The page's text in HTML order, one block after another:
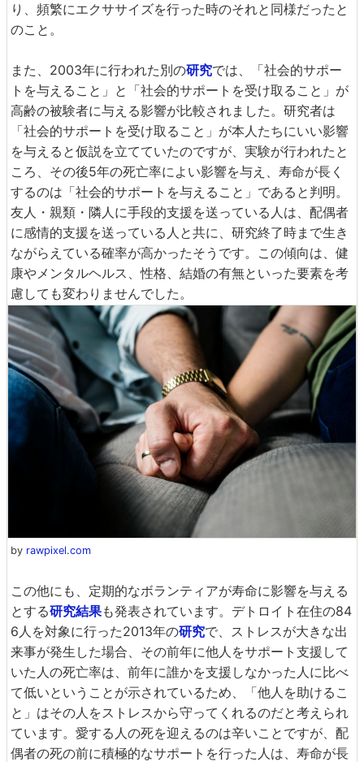
り、頻繁にエクササイズを行った時のそれと同様だったと
のこと。
また、2003年に行われた別の研究では、「社会的サポー
トを与えること」と「社会的サポートを受け取ること」が
高齢の被験者に与える影響が比較されました。研究者は
「社会的サポートを受け取ること」が本人たちにいい影響
を与えると仮説を立てていたのですが、実験が行われたと
ころ、その後5年の死亡率によい影響を与え、寿命が長く
するのは「社会的サポートを与えること」であると判明。
友人・親類・隣人に手段的支援を送っている人は、配偶者
に感情的支援を送っている人と共に、研究終了時まで生き
ながらえている確率が高かったそうです。この傾向は、健
康やメンタルヘルス、性格、結婚の有無といった要素を考
慮しても変わりませんでした。
by rawpixel.com
この他にも、定期的なボランティアが寿命に影響を与える
とする研究結果も発表されています。デトロイト在住の84
6人を対象に行った2013年の研究で、ストレスが大きな出
来事が発生した場合、その前年に他人をサポート支援して
いた人の死亡率は、前年に誰かを支援しなかった人に比べ
て低いということが示されているため、「他人を助けるこ
と」はその人をストレスから守ってくれるのだと考えられ
ています。愛する人の死を迎えるのは辛いことですが、配
偶者の死の前に積極的なサポートを行った人は、寿命が長